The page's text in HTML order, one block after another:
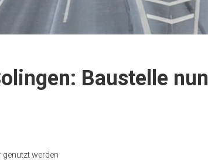
Baustelle nun
werden